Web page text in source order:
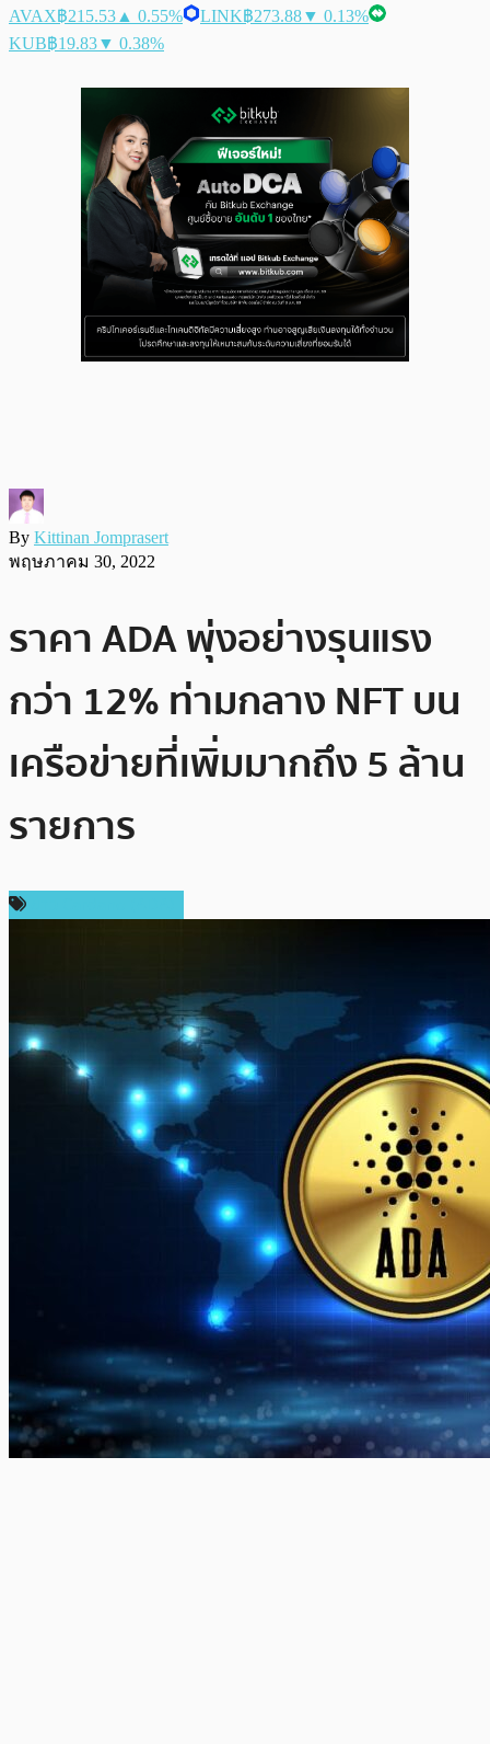
AVAX฿215.53 ▲ 0.55% LINK฿273.88▼ 0.13%
KUB฿19.83▼ 0.38%
By Kittinan Jomprasert
พฤษภาคม 30, 2022
ราคา ADA พุ่งอย่างรุนแรง
กว่า 12% ท่ามกลาง NFT บน
เครือข่ายที่เพิ่มมากถึง 5 ล้าน
รายการ